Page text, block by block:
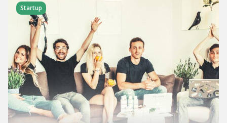
Startup